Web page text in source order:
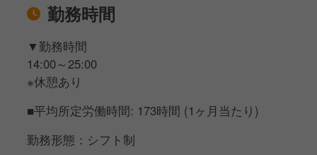
勤務時間
▼勤務時間
14:00～25:00
※休憩あり
■平均所定労働時間: 173時間 (1ヶ月当たり)
勤務形態：シフト制